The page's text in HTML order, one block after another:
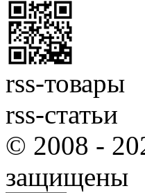
rss-товары
rss-статьи
© 2008 -
защищены